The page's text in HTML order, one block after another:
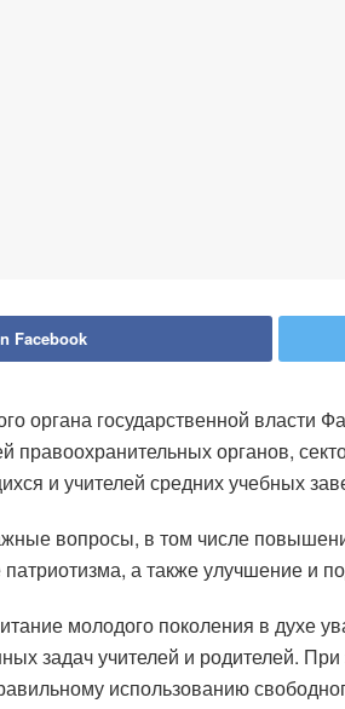
Facebook
органа государственной власти
правоохранительных органов,
и учителей средних учебных
вопросы, в том числе
а также улучшение и
молодого поколения в духе
задач учителей и родителей.
использованию